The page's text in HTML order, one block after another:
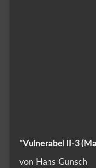
"Vulnerabel II-3
von Hans Gunsch